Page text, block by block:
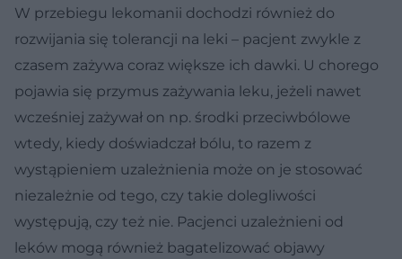
W przebiegu lekomanii dochodzi również do
rozwijania się tolerancji na leki – pacjent zwykle z
czasem zażywa coraz większe ich dawki. U chorego
pojawia się przymus zażywania leku, jeżeli nawet
wcześniej zażywał on np. środki przeciwbólowe
wtedy, kiedy doświadczał bólu, to razem z
wystąpieniem uzależnienia może on je stosować
niezależnie od tego, czy takie dolegliwości
występują, czy też nie. Pacjenci uzależnieni od
leków mogą również bagatelizować objawy